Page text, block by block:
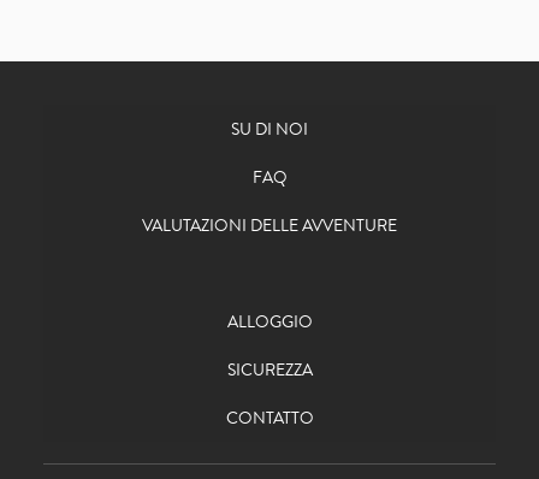
SU DI NOI
FAQ
VALUTAZIONI DELLE AVVENTURE
ALLOGGIO
SICUREZZA
CONTATTO